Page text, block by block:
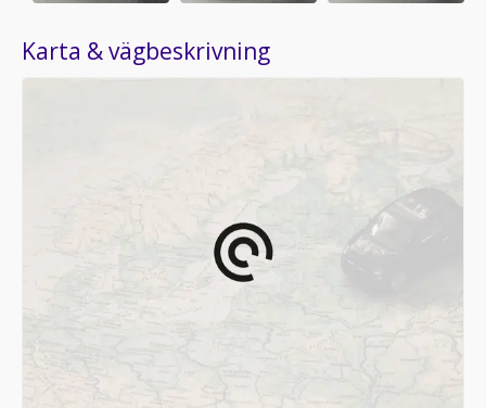
Karta & vägbeskrivning